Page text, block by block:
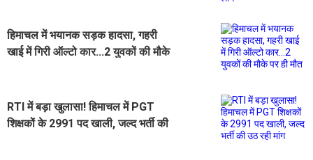
हिमाचल में भयानक सड़क हादसा, गहरी
खाई में गिरी ऑल्टो कार...2 युवकों की मौके
RTI में बड़ा खुलासा! हिमाचल में PGT
शिक्षकों के 2991 पद खाली, जल्द भर्ती की